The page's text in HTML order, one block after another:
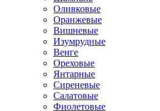
Оливковые
Оранжевые
Вишневые
Изумрудные
Венге
Ореховые
Янтарные
Сиреневые
Салатовые
Фиолетовые